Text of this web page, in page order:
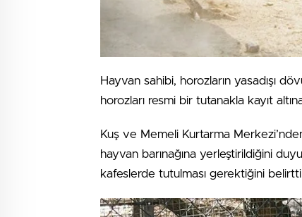
Hayvan sahibi, horozların yasadışı
horozları resmi bir tutanakla kayıt
Kuş ve Memeli Kurtarma
hayvan barınağına yerleştirildiğini
kafeslerde tutulması gerektiğini